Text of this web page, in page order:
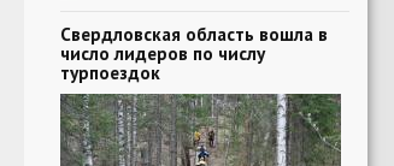
Свердловская область вошла в
число лидеров по числу
турпоездок